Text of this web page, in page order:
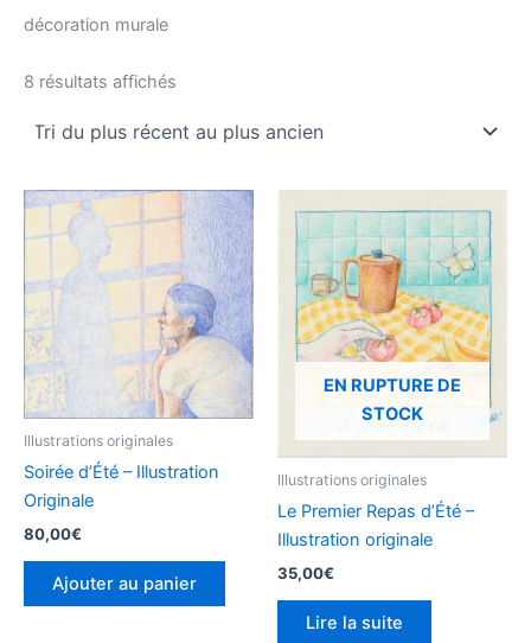
décoration murale
8 résultats affichés
Illustrations originales
Soirée d’Été – Illustration
Originale
80,00€
Ajouter au panier
EN RUPTURE DE
STOCK
Illustrations originales
Le Premier Repas d’Été –
Illustration originale
35,00€
Lire la suite